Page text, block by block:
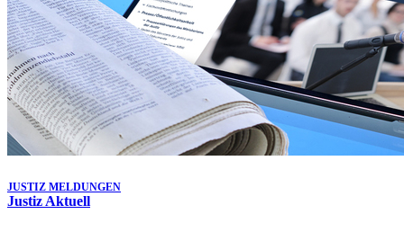
JUSTIZ MELDUNGEN
Justiz Aktuell